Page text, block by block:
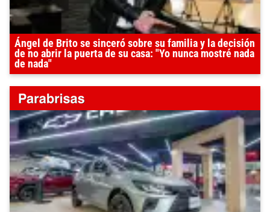
Ángel de Brito se sinceró sobre su familia y la decisión
de no abrir la puerta de su casa: "Yo nunca mostré nada
de nada"